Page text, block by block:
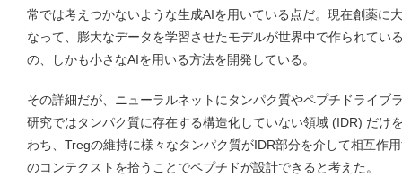
常では考えつかないような生成AIを用いている点だ。現在創薬に
なって、膨大なデータを学習させたモデルが世界中で作られてい
の、しかも小さなAIを用いる方法を開発している。
その詳細だが、ニューラルネットにタンパク質やペプチドライブ
研究ではタンパク質に存在する構造化していない領域 (IDR) だけ
わち、Tregの維持に様々なタンパク質がIDR部分を介して相互作
のコンテクストを拾うことでペプチドが設計できると考えた。